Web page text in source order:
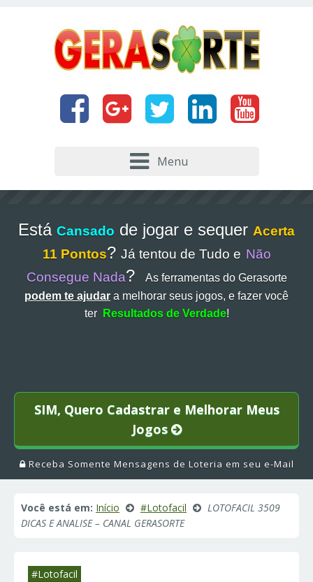
Menu
Está Cansado de jogar e sequer Acerta
11 Pontos? Já tentou de Tudo e Não
Consegue Nada?
As ferramentas do Gerasorte
podem te ajudar a melhorar seus jogos, e fazer você
ter
Resultados de Verdade!
SIM, Quero Cadastrar e Melhorar Meus
Jogos
Receba Somente Mensagens de Loteria em seu e-Mail
Você está em: Início #Lotofacil
LOTOFACIL 3509
DICAS E ANALISE – CANAL GERASORTE
#Lotofacil